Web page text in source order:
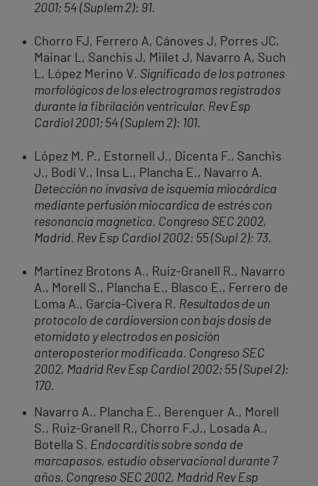
2001; 54 (Suplem 2): 91.
Chorro FJ, Ferrero A, Cánoves J, Porres JC,
Mainar L, Sanchis J, Millet J, Navarro A, Such
L, López Merino V. Significado de los patrones
morfológicos de los electrogramas registrados
durante la fibrilación ventricular. Rev Esp
Cardiol 2001; 54 (Suplem 2): 101.
López M. P., Estornell J., Dicenta F., Sanchis
J., Bodí V., Insa L., Plancha E., Navarro A.
Detección no invasiva de isquemia miocárdica
mediante perfusión miocardica de estrés con
resonancia magnetica. Congreso SEC 2002,
Madrid. Rev Esp Cardiol 2002: 55 (Supl 2): 73.
Martinez Brotons A., Ruiz-Granell R., Navarro
A., Morell S., Plancha E., Blasco E., Ferrero de
Loma A., García-Civera R. Resultados de un
protocolo de cardioversion con bajs dosis de
etomidato y electrodos en posición
anteroposterior modificada. Congreso SEC
2002, Madrid Rev Esp Cardiol 2002; 55 (Supel 2):
170.
Navarro A., Plancha E., Berenguer A., Morell
S., Ruiz-Granell R., Chorro F.J., Losada A.,
Botella S. Endocarditis sobre sonda de
marcapasos, estudio observacional durante 7
años. Congreso SEC 2002, Madrid Rev Esp